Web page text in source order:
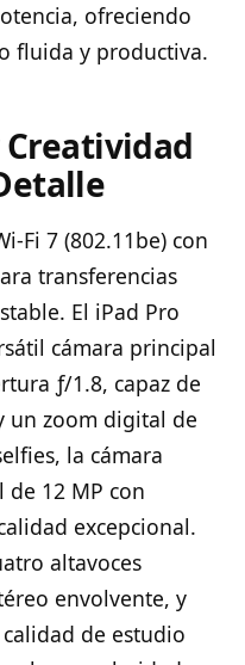
ofreciendo
fluida y productiva.
Fi 7 (802.11be) con
transferencias
El iPad Pro
cámara principal
ƒ/1.8, capaz de
un zoom digital de
la cámara
12 MP con
excepcional.
altavoces
envolvente, y
de estudio